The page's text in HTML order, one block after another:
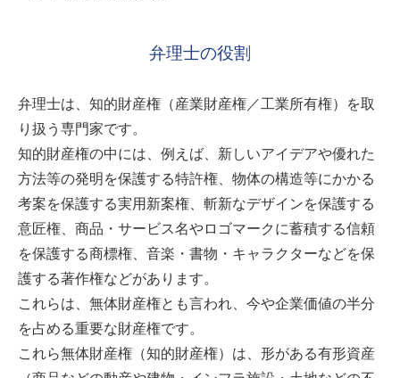
弁理士の役割
弁理士は、知的財産権（産業財産権／工業所有権）を取
り扱う専門家です。
知的財産権の中には、例えば、新しいアイデアや優れた
方法等の発明を保護する特許権、物体の構造等にかかる
考案を保護する実用新案権、斬新なデザインを保護する
意匠権、商品・サービス名やロゴマークに蓄積する信頼
を保護する商標権、音楽・書物・キャラクターなどを保
護する著作権などがあります。
これらは、無体財産権とも言われ、今や企業価値の半分
を占める重要な財産権です。
これら無体財産権（知的財産権）は、形がある有形資産